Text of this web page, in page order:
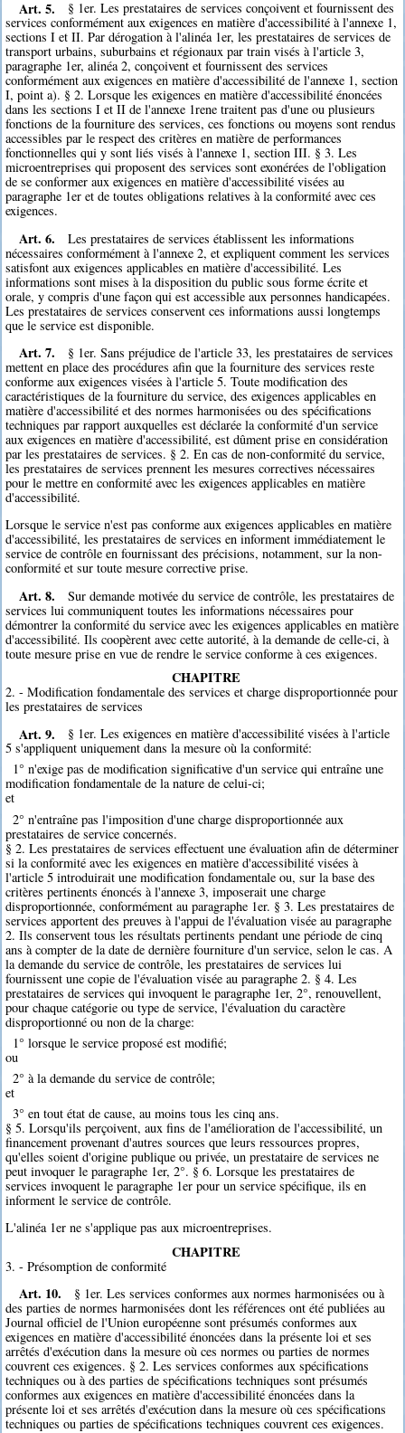
Art. 5.
§ 1er. Les prestataires de services conçoivent et fournissent des
services conformément aux exigences en matière d'accessibilité à l'annexe 1,
sections I et II. Par dérogation à l'alinéa 1er, les prestataires de services de
transport urbains, suburbains et régionaux par train visés à l'article 3,
paragraphe 1er, alinéa 2, conçoivent et fournissent des services
conformément aux exigences en matière d'accessibilité de l'annexe 1, section
I, point a). § 2. Lorsque les exigences en matière d'accessibilité énoncées
dans les sections I et II de l'annexe 1rene traitent pas d'une ou plusieurs
fonctions de la fourniture des services, ces fonctions ou moyens sont rendus
accessibles par le respect des critères en matière de performances
fonctionnelles qui y sont liés visés à l'annexe 1, section III. § 3. Les
microentreprises qui proposent des services sont exonérées de l'obligation
de se conformer aux exigences en matière d'accessibilité visées au
paragraphe 1er et de toutes obligations relatives à la conformité avec ces
exigences.
Art. 6.
Les prestataires de services établissent les informations
nécessaires conformément à l'annexe 2, et expliquent comment les services
satisfont aux exigences applicables en matière d'accessibilité. Les
informations sont mises à la disposition du public sous forme écrite et
orale, y compris d'une façon qui est accessible aux personnes handicapées.
Les prestataires de services conservent ces informations aussi longtemps
que le service est disponible.
Art. 7.
§ 1er. Sans préjudice de l'article 33, les prestataires de services
mettent en place des procédures afin que la fourniture des services reste
conforme aux exigences visées à l'article 5. Toute modification des
caractéristiques de la fourniture du service, des exigences applicables en
matière d'accessibilité et des normes harmonisées ou des spécifications
techniques par rapport auxquelles est déclarée la conformité d'un service
aux exigences en matière d'accessibilité, est dûment prise en considération
par les prestataires de services. § 2. En cas de non-conformité du service,
les prestataires de services prennent les mesures correctives nécessaires
pour le mettre en conformité avec les exigences applicables en matière
d'accessibilité.
Lorsque le service n'est pas conforme aux exigences applicables en matière
d'accessibilité, les prestataires de services en informent immédiatement le
service de contrôle en fournissant des précisions, notamment, sur la non-
conformité et sur toute mesure corrective prise.
Art. 8.
Sur demande motivée du service de contrôle, les prestataires de
services lui communiquent toutes les informations nécessaires pour
démontrer la conformité du service avec les exigences applicables en matière
d'accessibilité. Ils coopèrent avec cette autorité, à la demande de celle-ci, à
toute mesure prise en vue de rendre le service conforme à ces exigences.
CHAPITRE
2. - Modification fondamentale des services et charge disproportionnée pour
les prestataires de services
Art. 9.
§ 1er. Les exigences en matière d'accessibilité visées à l'article
5 s'appliquent uniquement dans la mesure où la conformité:
1° n'exige pas de modification significative d'un service qui entraîne une
modification fondamentale de la nature de celui-ci;
et
2° n'entraîne pas l'imposition d'une charge disproportionnée aux
prestataires de service concernés.
§ 2. Les prestataires de services effectuent une évaluation afin de déterminer
si la conformité avec les exigences en matière d'accessibilité visées à
l'article 5 introduirait une modification fondamentale ou, sur la base des
critères pertinents énoncés à l'annexe 3, imposerait une charge
disproportionnée, conformément au paragraphe 1er. § 3. Les prestataires de
services apportent des preuves à l'appui de l'évaluation visée au paragraphe
2. Ils conservent tous les résultats pertinents pendant une période de cinq
ans à compter de la date de dernière fourniture d'un service, selon le cas. A
la demande du service de contrôle, les prestataires de services lui
fournissent une copie de l'évaluation visée au paragraphe 2. § 4. Les
prestataires de services qui invoquent le paragraphe 1er, 2°, renouvellent,
pour chaque catégorie ou type de service, l'évaluation du caractère
disproportionné ou non de la charge:
1° lorsque le service proposé est modifié;
ou
2° à la demande du service de contrôle;
et
3° en tout état de cause, au moins tous les cinq ans.
§ 5. Lorsqu'ils perçoivent, aux fins de l'amélioration de l'accessibilité, un
financement provenant d'autres sources que leurs ressources propres,
qu'elles soient d'origine publique ou privée, un prestataire de services ne
peut invoquer le paragraphe 1er, 2°. § 6. Lorsque les prestataires de
services invoquent le paragraphe 1er pour un service spécifique, ils en
informent le service de contrôle.
L'alinéa 1er ne s'applique pas aux microentreprises.
CHAPITRE
3. - Présomption de conformité
Art. 10.
§ 1er. Les services conformes aux normes harmonisées ou à
des parties de normes harmonisées dont les références ont été publiées au
Journal officiel de l'Union européenne sont présumés conformes aux
exigences en matière d'accessibilité énoncées dans la présente loi et ses
arrêtés d'exécution dans la mesure où ces normes ou parties de normes
couvrent ces exigences. § 2. Les services conformes aux spécifications
techniques ou à des parties de spécifications techniques sont présumés
conformes aux exigences en matière d'accessibilité énoncées dans la
présente loi et ses arrêtés d'exécution dans la mesure où ces spécifications
techniques ou parties de spécifications techniques couvrent ces exigences.